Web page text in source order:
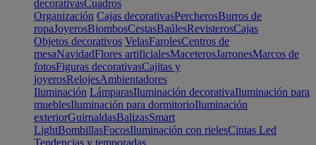
decorativasCuadros
Organización Cajas decorativasPercherosBurros de
ropaJoyerosBiombosCestasBaúlesRevisterosCajas
Objetos decorativos VelasFarolesCentros de
mesaNavidadFlores artificialesMaceterosJarronesMarcos de
fotosFiguras decorativasCajitas y
joyerosRelojesAmbientadores
Iluminación LámparasIluminación decorativaIluminación para
mueblesIluminación para dormitorioIluminación
exteriorGuirnaldasBalizasSmart
LightBombillasFocosIluminación con rielesCintas Led
Tendencias y temporadas